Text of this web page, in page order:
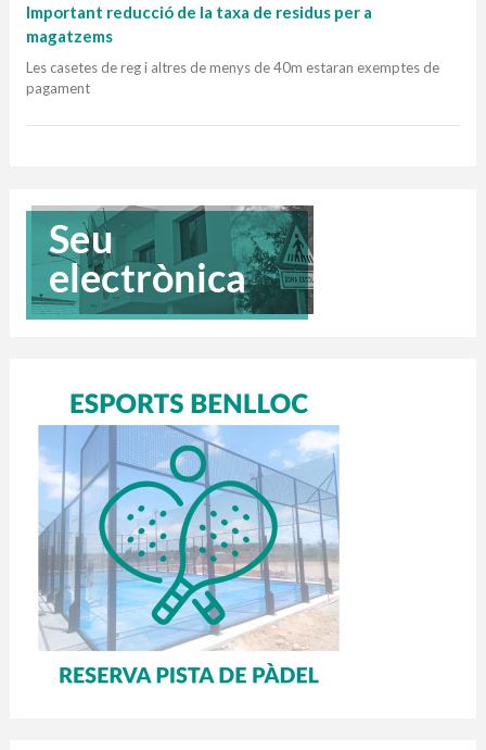
Important reducció de la taxa de residus per a
magatzems
Les casetes de reg i altres de menys de 40m estaran exemptes de
pagament